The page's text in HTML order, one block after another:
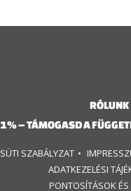
RÓLUNK
1% – TÁMOGASD A
SÜTI SZABÁLYZAT
ADATKEZELÉSI
PONTOSÍTÁSOK